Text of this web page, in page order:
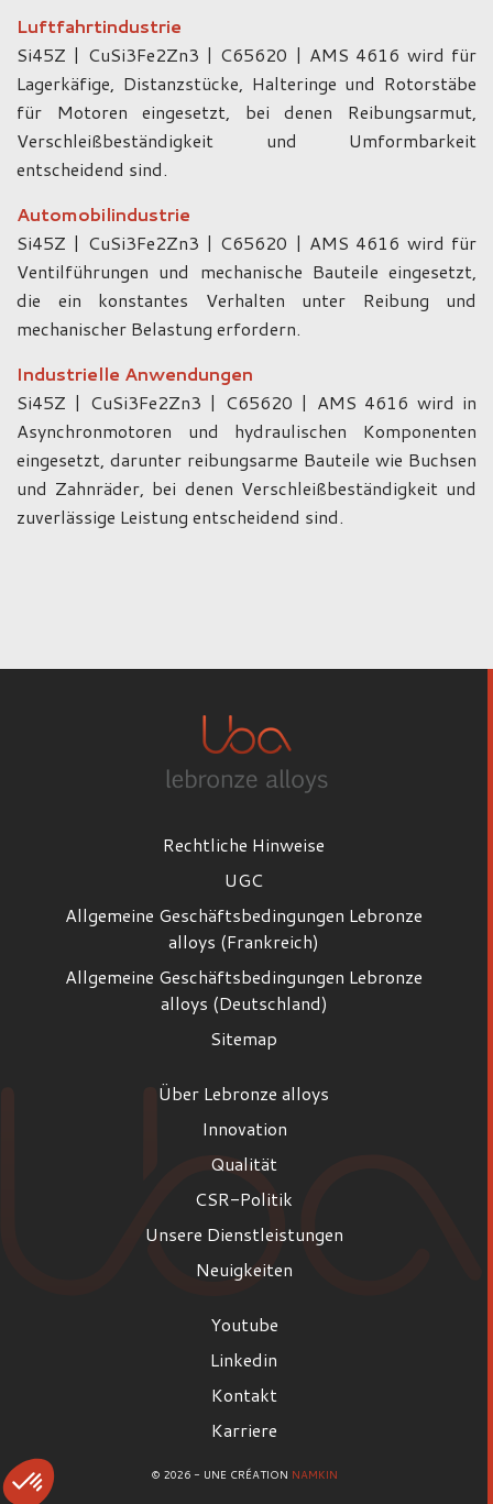
Luftfahrtindustrie
Si45Z | CuSi3Fe2Zn3 | C65620 | AMS 4616 wird für
Lagerkäfige, Distanzstücke, Halteringe und Rotorstäbe
für Motoren eingesetzt, bei denen Reibungsarmut,
Verschleißbeständigkeit und Umformbarkeit
entscheidend sind.
Automobilindustrie
Si45Z | CuSi3Fe2Zn3 | C65620 | AMS 4616 wird für
Ventilführungen und mechanische Bauteile eingesetzt,
die ein konstantes Verhalten unter Reibung und
mechanischer Belastung erfordern.
Industrielle Anwendungen
Si45Z | CuSi3Fe2Zn3 | C65620 | AMS 4616 wird in
Asynchronmotoren und hydraulischen Komponenten
eingesetzt, darunter reibungsarme Bauteile wie Buchsen
und Zahnräder, bei denen Verschleißbeständigkeit und
zuverlässige Leistung entscheidend sind.
Rechtliche Hinweise
UGC
Allgemeine Geschäftsbedingungen Lebronze
alloys (Frankreich)
Allgemeine Geschäftsbedingungen Lebronze
alloys (Deutschland)
Sitemap
Über Lebronze alloys
Innovation
Qualität
CSR-Politik
Unsere Dienstleistungen
Neuigkeiten
Youtube
Linkedin
Kontakt
Karriere
© 2026 - UNE CRÉATION NAMKIN